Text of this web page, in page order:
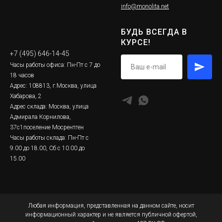
info@monolita.net
+7 (495) 646-14-45
Часы работы офиса: Пн-Пт с 7 до
18 часов
Адрес: 108813, г.Москва, улица
Хабарова, 2
Адрес склада: Москва, улица
Адмирала Корнилова,
37с1поселение Мосрентген
Часы работы склада: Пн-Пт с
9.00 до 18.00, Сб с 10.00 до
15.00
БУДЬ ВСЕГДА В
КУРСЕ!
Любая информация, представленная на данном сайте, носит
информационный характер и не является публичной офертой,